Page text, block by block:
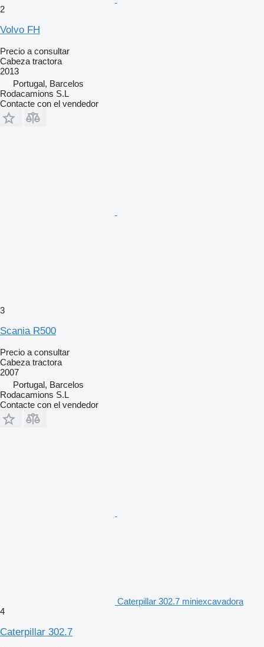
2
Volvo FH
Precio a consultar
Cabeza tractora
2013
Portugal, Barcelos
Rodacamions S.L
Contacte con el vendedor
3
Scania R500
Precio a consultar
Cabeza tractora
2007
Portugal, Barcelos
Rodacamions S.L
Contacte con el vendedor
Caterpillar 302.7 miniexcavadora
4
Caterpillar 302.7